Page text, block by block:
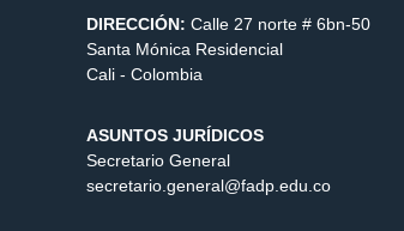
DIRECCIÓN: Calle 27 norte # 6bn-50
Santa Mónica Residencial
Cali - Colombia
ASUNTOS JURÍDICOS
Secretario General
secretario.general@fadp.edu.co